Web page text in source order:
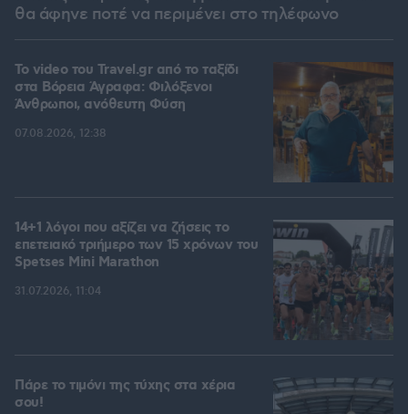
θα άφηνε ποτέ να περιμένει στο τηλέφωνο
To video του Travel.gr από το ταξίδι
στα Βόρεια Άγραφα: Φιλόξενοι
Άνθρωποι, ανόθευτη Φύση
07.08.2026, 12:38
14+1 λόγοι που αξίζει να ζήσεις το
επετειακό τριήμερο των 15 χρόνων του
Spetses Mini Marathon
31.07.2026, 11:04
Πάρε το τιμόνι της τύχης στα χέρια
σου!